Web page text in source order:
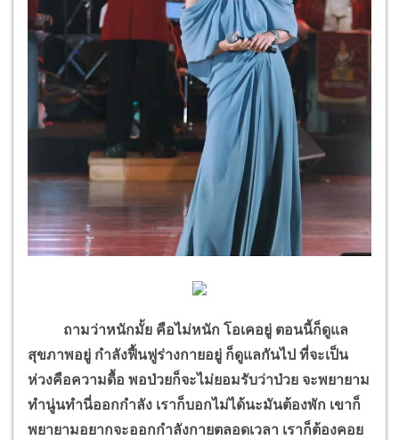
ถามว่าหนักมั้ย คือไม่หนัก โอเคอยู่ ตอนนี้ก็ดูแล
สุขภาพอยู่ กำลังฟื้นฟูร่างกายอยู่ ก็ดูแลกันไป ที่จะเป็น
ห่วงคือความดื้อ พอป่วยก็จะไม่ยอมรับว่าป่วย จะพยายาม
ทำนู่นทำนี่ออกกำลัง เราก็บอกไม่ได้นะมันต้องพัก เขาก็
พยายามอยากจะออกกำลังกายตลอดเวลา เราก็ต้องคอย